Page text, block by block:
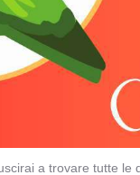
a trovare tutte le